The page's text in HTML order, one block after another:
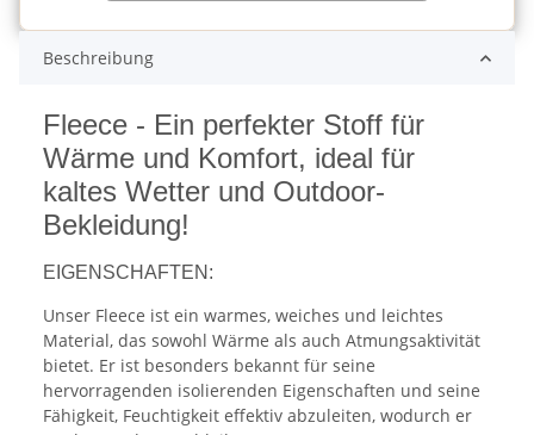
Beschreibung
Fleece - Ein perfekter Stoff für
Wärme und Komfort, ideal für
kaltes Wetter und Outdoor-
Bekleidung!
EIGENSCHAFTEN:
Unser Fleece ist ein warmes, weiches und leichtes
Material, das sowohl Wärme als auch Atmungsaktivität
bietet. Er ist besonders bekannt für seine
hervorragenden isolierenden Eigenschaften und seine
Fähigkeit, Feuchtigkeit effektiv abzuleiten, wodurch er